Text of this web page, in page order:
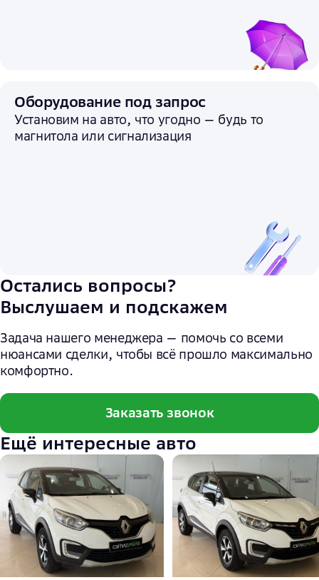
Оборудование под запрос
Установим на авто, что угодно — будь то
магнитола или сигнализация
Остались вопросы?
Выслушаем и подскажем
Задача нашего менеджера — помочь со всеми
нюансами сделки, чтобы всё прошло максимально
комфортно.
Заказать звонок
Ещё интересные авто